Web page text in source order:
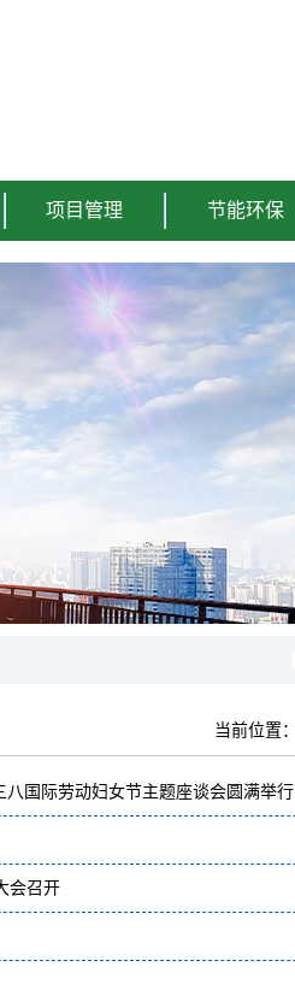
项目管理 节能环保
当前位置：
国际劳动妇女节主题座谈会圆满举行
会召开